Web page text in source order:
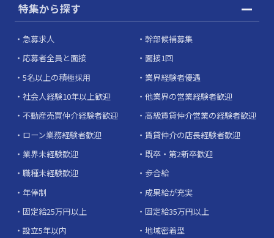
特集から探す
急募求人
幹部候補募集
応募者全員と面接
面接1回
5名以上の積極採用
業界経験者優遇
社会人経験10年以上歓迎
他業界の営業経験者歓迎
不動産売買仲介経験者歓迎
高級賃貸仲介営業の経験者歓迎
ローン業務経験者歓迎
賃貸仲介の店長経験者歓迎
業界未経験歓迎
既卒・第2新卒歓迎
職種未経験歓迎
歩合給
年俸制
成果給が充実
固定給25万円以上
固定給35万円以上
設立5年以内
地域密着型